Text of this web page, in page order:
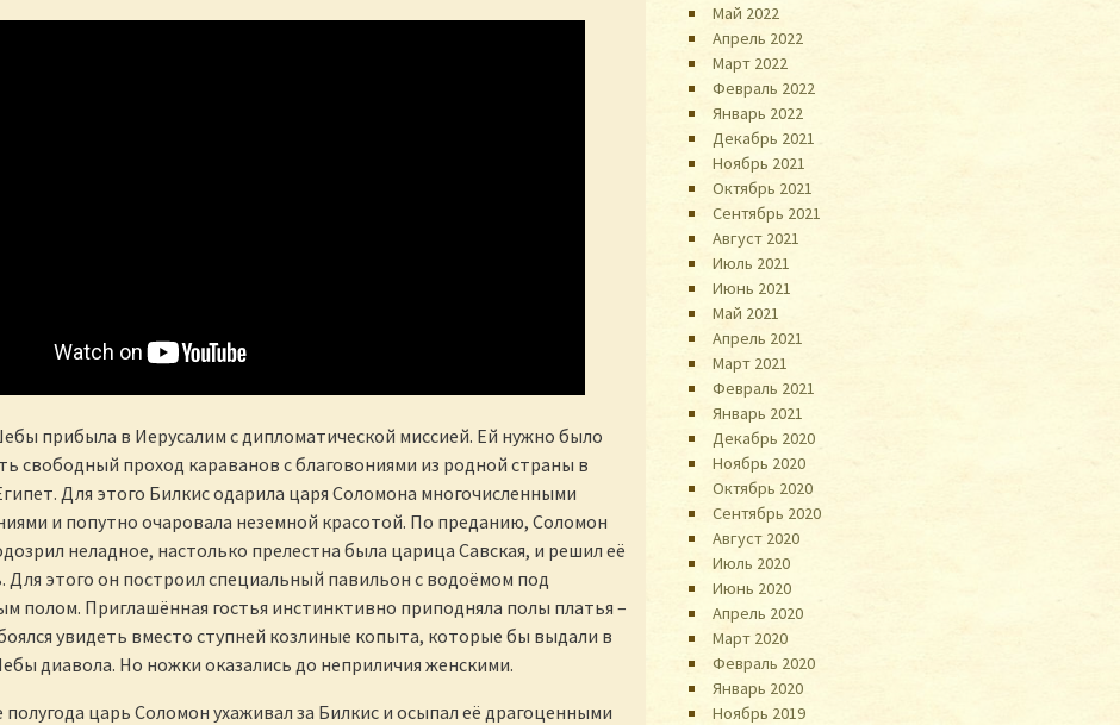
прибыла в Иерусалим с дипломатической миссией. Ей нужно было
свободный проход караванов с благовониями из родной страны в
Для этого Билкис одарила царя Соломона многочисленными
и попутно очаровала неземной красотой. По преданию, Соломон
неладное, настолько прелестна была царица Савская, и решил её
Для этого он построил специальный павильон с водоёмом под
полом. Приглашённая гостья инстинктивно приподняла полы платья –
увидеть вместо ступней козлиные копыта, которые бы выдали в
диавола. Но ножки оказались до неприличия женскими.
полугода царь Соломон ухаживал за Билкис и осыпал её драгоценными
Май 2022
Апрель 2022
Март 2022
Февраль 2022
Январь 2022
Декабрь 2021
Ноябрь 2021
Октябрь 2021
Сентябрь 2021
Август 2021
Июль 2021
Июнь 2021
Май 2021
Апрель 2021
Март 2021
Февраль 2021
Январь 2021
Декабрь 2020
Ноябрь 2020
Октябрь 2020
Сентябрь 2020
Август 2020
Июль 2020
Июнь 2020
Апрель 2020
Март 2020
Февраль 2020
Январь 2020
Ноябрь 2019